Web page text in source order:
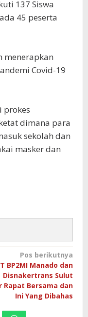
137 Siswa
45 peserta
menerapkan
Covid-19
prokes
dimana para
sekolah dan
masker dan
Pos berikutnya
BP2MI Manado dan
Disnakertrans Sulut
Rapat Bersama dan
Ini Yang Dibahas